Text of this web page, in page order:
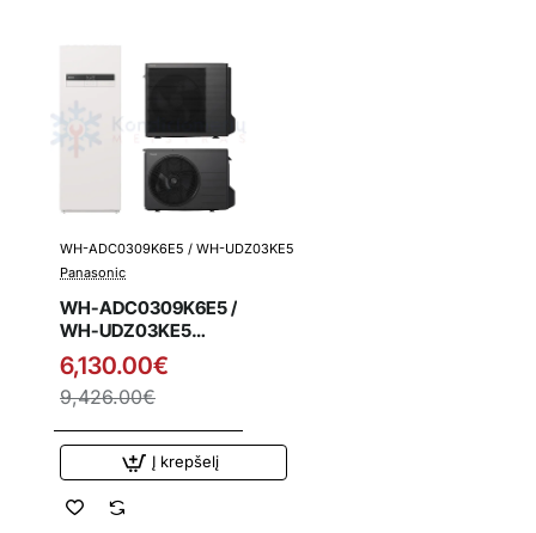
Išpardavimas
WH-ADC0309K6E5 / WH-UDZ03KE5
Panasonic
WH-ADC0309K6E5 /
WH-UDZ03KE5
Panasonic K kartos
3.0 kW oras-vanduo
šilumos siurblys su
talpa
6,130.00€
9,426.00€
Į krepšelį